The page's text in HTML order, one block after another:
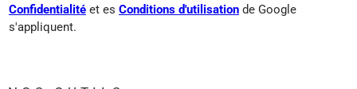
Confidentialité et es Conditions d'utilisation de Google
s'appliquent.